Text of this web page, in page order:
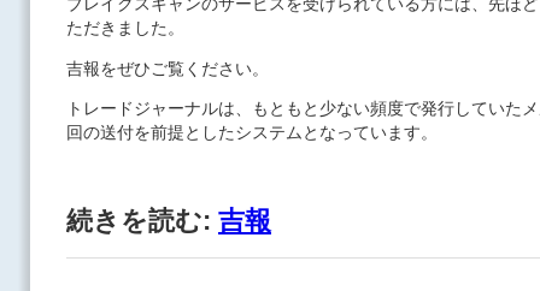
ブレイクスキャンのサービスを受けられている方には、先ほ
ただきました。
吉報をぜひご覧ください。
トレードジャーナルは、もともと少ない頻度で発行していた
回の送付を前提としたシステムとなっています。
続きを読む: 吉報